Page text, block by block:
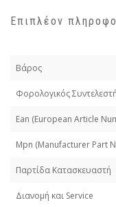
Επιπλέον
Βάρος
Φορολογικός
Εan (European Article
Mpn (Manufacturer Part
Παρτίδα Κατασκευαστή
Διανομή και Service